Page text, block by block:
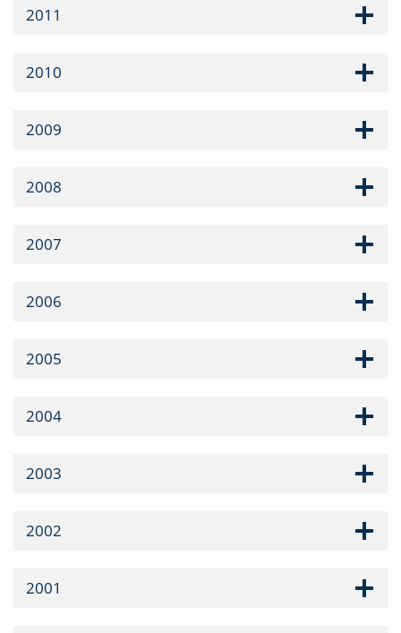
2011
2010
2009
2008
2007
2006
2005
2004
2003
2002
2001